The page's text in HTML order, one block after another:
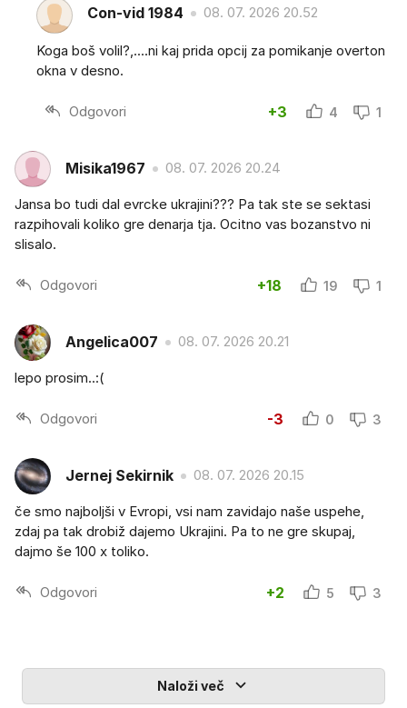
Con-vid 1984 08. 07. 2026 20.52
Koga boš volil?,....ni kaj prida opcij za pomikanje overton
okna v desno.
Odgovori +3 4 1
Misika1967 08. 07. 2026 20.24
Jansa bo tudi dal evrcke ukrajini??? Pa tak ste se sektasi
razpihovali koliko gre denarja tja. Ocitno vas bozanstvo ni
slisalo.
Odgovori +18 19 1
Angelica007 08. 07. 2026 20.21
lepo prosim..:(
Odgovori -3 0 3
Jernej Sekirnik 08. 07. 2026 20.15
če smo najboljši v Evropi, vsi nam zavidajo naše uspehe,
zdaj pa tak drobiž dajemo Ukrajini. Pa to ne gre skupaj,
dajmo še 100 x toliko.
Odgovori +2 5 3
Naloži več